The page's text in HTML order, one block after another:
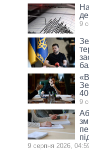
9
9
9 серпня 2026,